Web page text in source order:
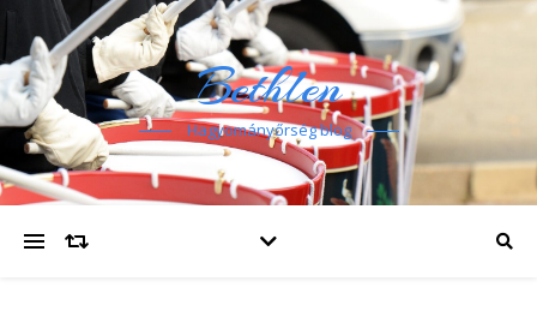
Bethlen
Hagyományőrség blog